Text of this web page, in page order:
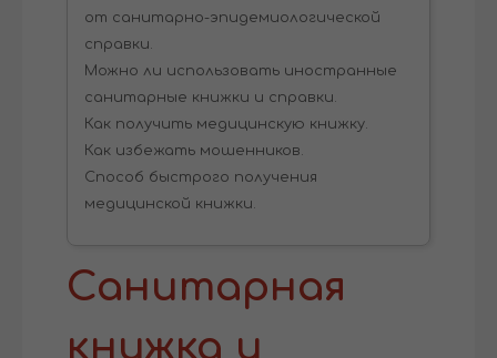
от санитарно-эпидемиологической
справки.
Можно ли использовать иностранные
санитарные книжки и справки.
Как получить медицинскую книжку.
Как избежать мошенников.
Способ быстрого получения
медицинской книжки.
Санитарная
книжка и